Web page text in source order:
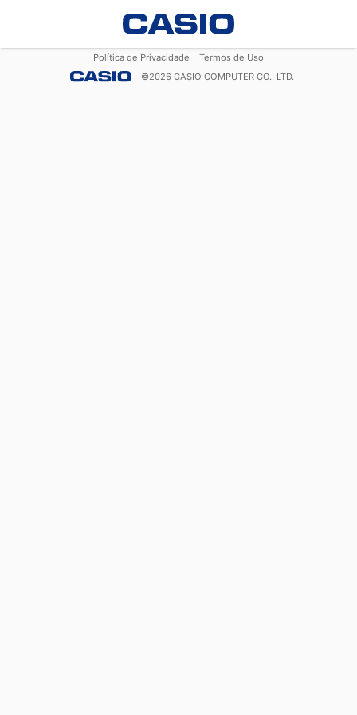
Política de Privacidade
Termos de Uso
©2026 CASIO COMPUTER CO., LTD.